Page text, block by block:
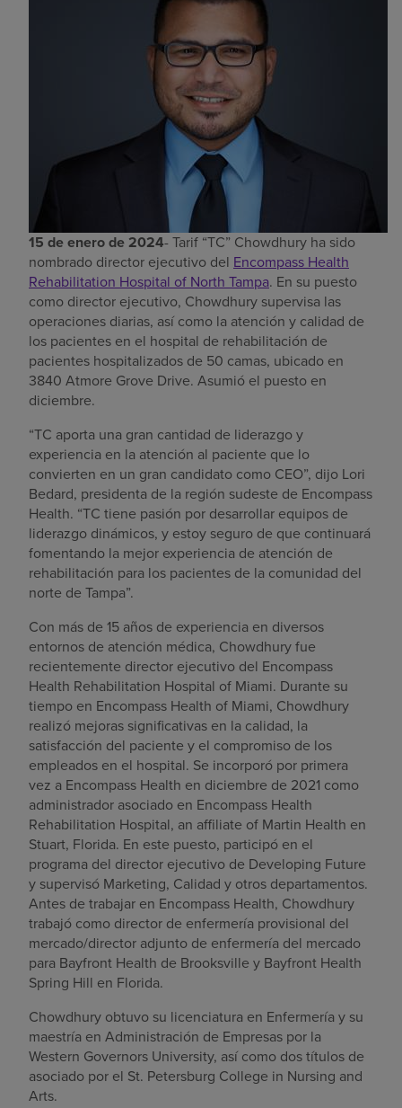
Pagar mi factura
15 de enero de 2024- Tarif “TC” Chowdhury ha sido
nombrado director ejecutivo del Encompass Health
Rehabilitation Hospital of North Tampa. En su puesto
como director ejecutivo, Chowdhury supervisa las
operaciones diarias, así como la atención y calidad de
los pacientes en el hospital de rehabilitación de
pacientes hospitalizados de 50 camas, ubicado en
3840 Atmore Grove Drive. Asumió el puesto en
diciembre.
“TC aporta una gran cantidad de liderazgo y
experiencia en la atención al paciente que lo
convierten en un gran candidato como CEO”, dijo Lori
Bedard, presidenta de la región sudeste de Encompass
Health. “TC tiene pasión por desarrollar equipos de
liderazgo dinámicos, y estoy seguro de que continuará
fomentando la mejor experiencia de atención de
rehabilitación para los pacientes de la comunidad del
norte de Tampa”.
Con más de 15 años de experiencia en diversos
entornos de atención médica, Chowdhury fue
recientemente director ejecutivo del Encompass
Health Rehabilitation Hospital of Miami. Durante su
tiempo en Encompass Health of Miami, Chowdhury
realizó mejoras significativas en la calidad, la
satisfacción del paciente y el compromiso de los
empleados en el hospital. Se incorporó por primera
vez a Encompass Health en diciembre de 2021 como
administrador asociado en Encompass Health
Rehabilitation Hospital, an affiliate of Martin Health en
Stuart, Florida. En este puesto, participó en el
programa del director ejecutivo de Developing Future
y supervisó Marketing, Calidad y otros departamentos.
Antes de trabajar en Encompass Health, Chowdhury
trabajó como director de enfermería provisional del
mercado/director adjunto de enfermería del mercado
para Bayfront Health de Brooksville y Bayfront Health
Spring Hill en Florida.
Chowdhury obtuvo su licenciatura en Enfermería y su
maestría en Administración de Empresas por la
Western Governors University, así como dos títulos de
asociado por el St. Petersburg College in Nursing and
Arts.